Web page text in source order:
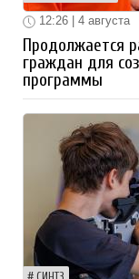
12:26 | 4 августа
Продолжается
граждан для
программы